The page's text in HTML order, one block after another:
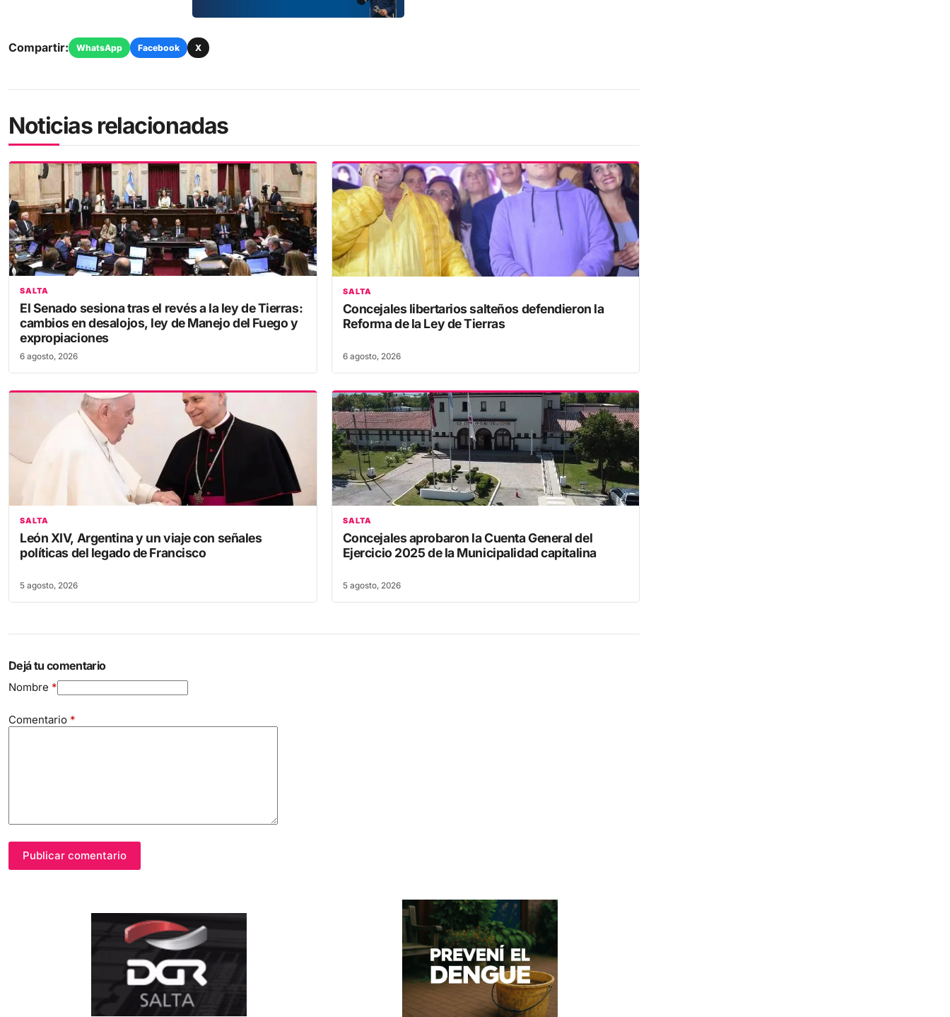
SALTA
El Senado sesiona tras el revés a la ley de Tierras:
cambios en desalojos, ley de Manejo del Fuego y
expropiaciones
6 agosto, 2026
SALTA
Concejales libertarios salteños defendieron la
Reforma de la Ley de Tierras
León XIV, Argentina y un viaje con señales
políticas del legado de Francisco
5 agosto, 2026
SALTA
Concejales aprobaron la Cuenta General del
Ejercicio 2025 de la Municipalidad capitalina
5 agosto, 2026
Nombre*
Comentario*